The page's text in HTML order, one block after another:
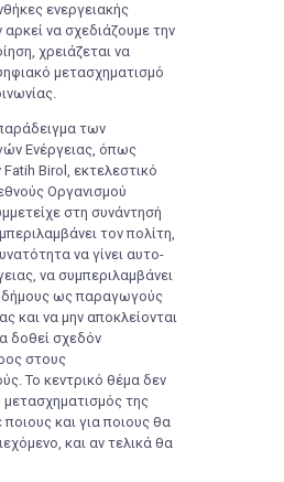
ενεργειακής
να σχεδιάζουμε την
χρειάζεται να
μετασχηματισμό
των
Ενέργειας, όπως
Birol, εκτελεστικό
Οργανισμού
στη συνάντησή
τον πολίτη,
να γίνει αυτο-
να συμπεριλαμβάνει
δήμους ως παραγωγούς
και να μην αποκλείονται
δοθεί σχεδόν
στους
Το κεντρικό θέμα δεν
μετασχηματισμός της
και για ποιους θα
και αν τελικά θα